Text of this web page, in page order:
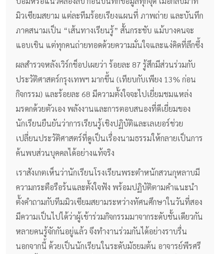
มิวเซียมสยาม แต่ละทีมร้อยเรียงแผนที่ ภาพถ่าย และบันทึก
ภาคสนามเป็น “เส้นทางเรียนรู้” สั้นกระชับ แม้บางคนจะ
แอบเขิน แต่ทุกคนถ่ายทอดด้วยความมั่นใจและแง่คิดที่ลึกซึ้ง
ผลสำรวจหลังเวิร์กช็อปเผยว่า ร้อยละ 87 รู้สึกมีส่วนร่วมกับ
ประวัติศาสตร์กรุงเทพฯ มากขึ้น (เทียบกับเพียง 13% ก่อน
กิจกรรม) และร้อยละ 68 มีความตั้งใจจะไปเยี่ยมชมแหล่ง
มรดกด้วยตัวเอง พลังงานและการตอบสนองที่ดีเยี่ยมของ
นักเรียนยืนยันว่าการเรียนรู้เชิงปฏิบัติและเลเยอร์ช่วย
เปลี่ยนประวัติศาสตร์ที่ดูเป็นเรื่องนามธรรมให้กลายเป็นการ
ค้นพบส่วนบุคคลได้อย่างแท้จริง
เราสังเกตเห็นว่านักเรียนโรงเรียนพระตำหนักสวนกุหลาบมี
ความกระตือรือร้นและตั้งใจฟัง พร้อมปฏิบัติตามคำแนะนำ
ตั้งคำถามกับทีมมิวเซียมสยามระหว่างทัศนศึกษาในวันที่สอง
มีความเป็นไปได้ว่าผู้เข้าร่วมกิจกรรมมาจากระดับชั้นเดียวกัน
หลายคนรู้จักกันอยู่แล้ว จึงทำงานร่วมกันได้อย่างราบรื่น
นอกจากนี้ ด้วยเป็นนักเรียนในระดับมัธยมต้น อาจารย์พีรศรี